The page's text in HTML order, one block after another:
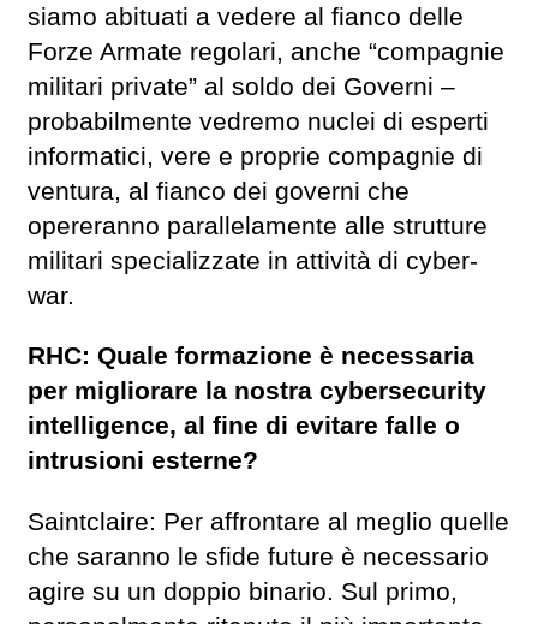
siamo abituati a vedere al fianco delle
Forze Armate regolari, anche “compagnie
militari private” al soldo dei Governi –
probabilmente vedremo nuclei di esperti
informatici, vere e proprie compagnie di
ventura, al fianco dei governi che
opereranno parallelamente alle strutture
militari specializzate in attività di cyber-
war.
RHC: Quale formazione è necessaria
per migliorare la nostra cybersecurity
intelligence, al fine di evitare falle o
intrusioni esterne?
Saintclaire: Per affrontare al meglio quelle
che saranno le sfide future è necessario
agire su un doppio binario. Sul primo,